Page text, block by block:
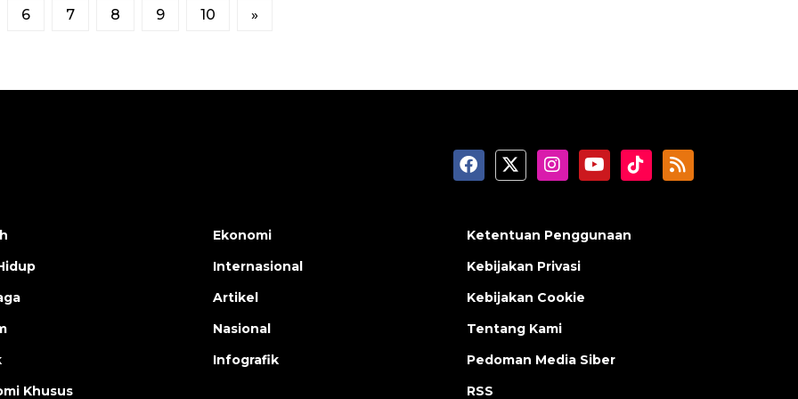
6 7 8 9 10 »
Khusus
Ekonomi
Internasional
Artikel
Nasional
Infografik
Ketentuan Penggunaan
Kebijakan Privasi
Kebijakan Cookie
Tentang Kami
Pedoman Media Siber
RSS